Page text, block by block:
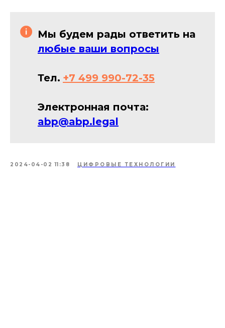
Мы будем рады ответить на
любые ваши вопросы
Тел. +7 499 990-72-35
Электронная почта:
abp@abp.legal
2024-04-02 11:38 ЦИФРОВЫЕ ТЕХНОЛОГИИ